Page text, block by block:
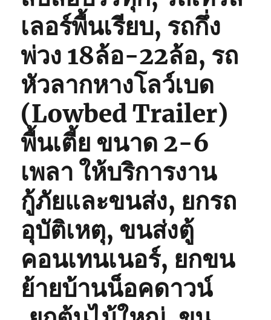
เลอร์พื้นเรียบ, รถกึ่ง
พ่วง 18ล้อ-22ล้อ, รถ
หัวลากหางโลว์เบด
(Lowbed Trailer)
พื้นเตี้ย ขนาด 2-6
เพลา ให้บริการงาน
กู้ภัยและขนส่ง, ยกรถ
อุบัติเหตุ, ขนส่งตู้
คอนเทนเนอร์, ยกขน
ย้ายบ้านน็อคดาวน์